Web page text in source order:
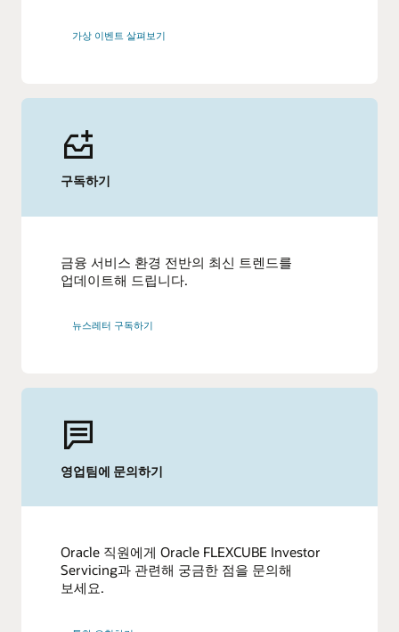
가상 이벤트 살펴보기
구독하기
금융 서비스 환경 전반의 최신 트렌드를
업데이트해 드립니다.
뉴스레터 구독하기
영업팀에 문의하기
Oracle 직원에게 Oracle FLEXCUBE Investor
Servicing과 관련해 궁금한 점을 문의해
보세요.